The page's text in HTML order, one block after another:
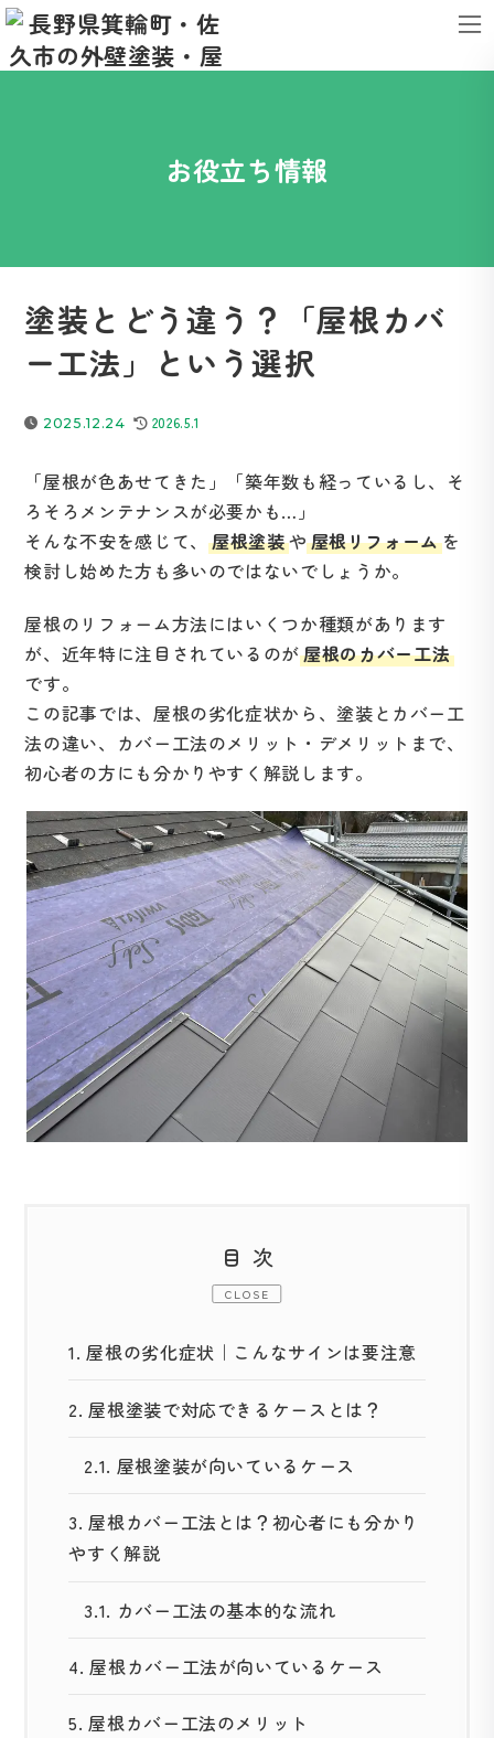
コ
ン
テ
ッ
ナ
ビ
ゲ
移
お役立ち情報
塗装とどう違う？「屋根カバ
ー工法」という選択
2025.12.24 最
新
日
時
:
2026.5.1
「屋根が色あせてきた」「築年数も経っているし、そ
ろそろメンテナンスが必要かも…」
そんな不安を感じて、
屋根塗装や屋根リフォーム を
検討し始めた方も多いのではないでしょうか。
屋根のリフォーム方法にはいくつか種類があります
が、近年特に注目されているのが屋根のカバー工法
です。
この記事では、屋根の劣化症状から、塗装とカバー工
法の違い、カバー工法のメリット・デメリットまで、
初心者の方にも分かりやすく解説します。
目次
CLOSE
1.屋根の劣化症状｜こんなサインは要注意
2. 屋根塗装で対応できるケースとは？
2.1. 屋根塗装が向いているケース
3.屋根カバー工法とは？初心者にも分かり
やすく解説
3.1. カバー工法の基本的な流れ
4.屋根カバー工法が向いているケース
5.屋根カバー工法のメリット